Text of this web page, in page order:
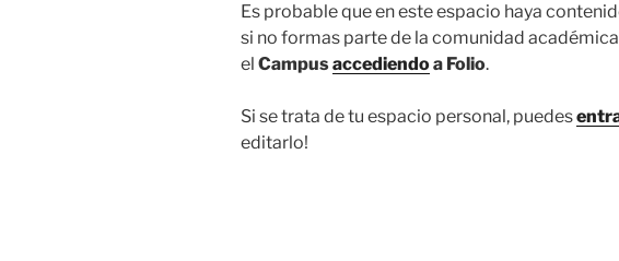
Es probable que en este espacio haya
si no formas parte de la comunidad
el Campusaccediendoa Folio.
Si se trata de tu espacio personal, puedes
editarlo!